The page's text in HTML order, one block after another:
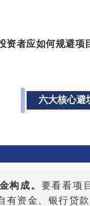
资者应如何规避项
六大核心避
构成。 要看看项
有资金、银行贷